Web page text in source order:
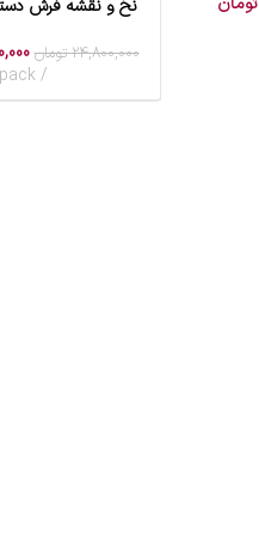
افزودن به سبد خرید
نخ و نقشه فرش
24,800,000 تومان
pack